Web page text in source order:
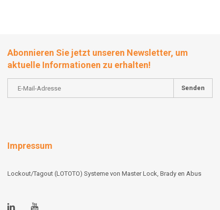
Abonnieren Sie jetzt unseren Newsletter, um
aktuelle Informationen zu erhalten!
Senden
Impressum
Lockout/Tagout (LOTOTO) Systeme von Master Lock, Brady en Abus